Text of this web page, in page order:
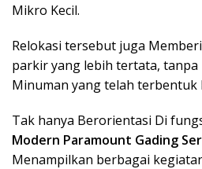
Mikro Kecil.
Relokasi tersebut juga
parkir yang lebih tertata,
Minuman yang telah terbentuk
Tak hanya Berorientasi Di
Modern Paramount Gading
Menampilkan berbagai